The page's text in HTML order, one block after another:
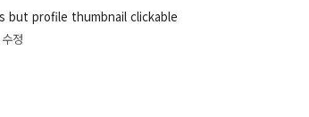
but profile thumbnail clickable
정